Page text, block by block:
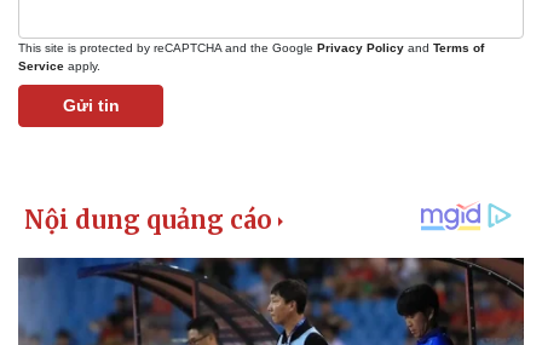
Pháp luật
Tư vấn luật
This site is protected by reCAPTCHA and the Google Privacy Policy and Terms of
Service apply.
Gửi tin